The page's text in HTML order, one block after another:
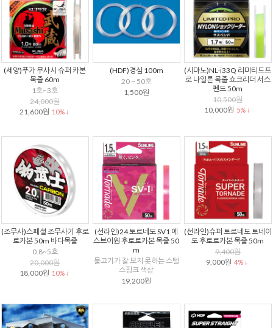
(세양)푸가 무사시 슈퍼 카본
목줄 60m
1호~3호
24,000원
21,600원 10% ↓
(HDF)경심 100m
20 ~ 50호
1,500원
(시마노)NL-i33Q 리미티드프
로 나일론 목줄 쇼크리더 서스
펜드 50m
10,500원
10,000원 5% ↓
(조무사)스페셜 조무사기 후로
로카본 50m 바다목줄
0.8~5호
20,000원
18,000원 10% ↓
(선라인)24 토르네도 SV1 에
스브이원 후로로카본 목줄 50
m
물고기가 잘 보지 못하는 스텔
스핑크 색상
19,200원
(선라인)슈퍼 토르네도 토네이
도 후로로카본 목줄 50m
9,400원
9,000원 4% ↓